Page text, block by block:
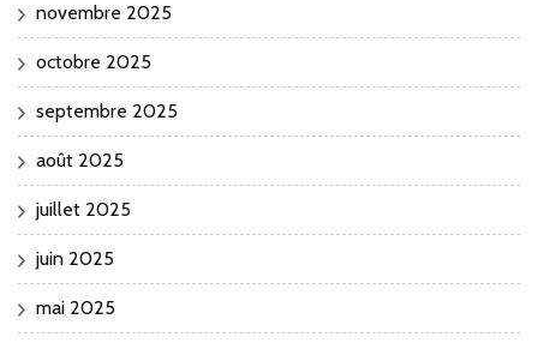
novembre 2025
octobre 2025
septembre 2025
août 2025
juillet 2025
juin 2025
mai 2025